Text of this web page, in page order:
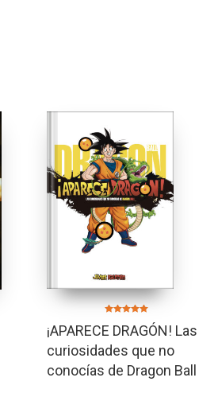
5.00
de 5
¡APARECE DRAGÓN! Las
curiosidades que no
conocías de Dragon Ball